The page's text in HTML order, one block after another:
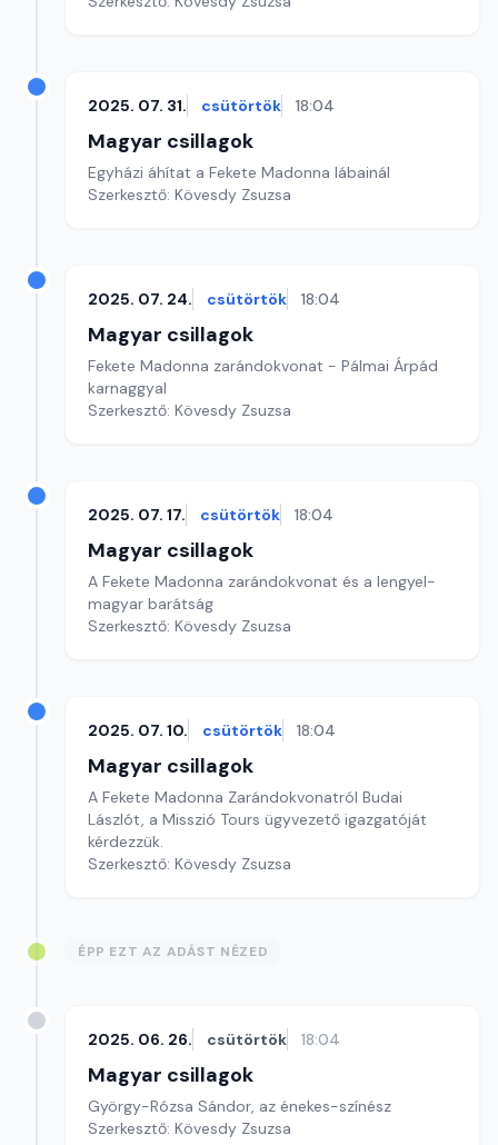
2025. 07. 31. csütörtök 18:04
Magyar csillagok
Egyházi áhítat a Fekete Madonna lábainál
Szerkesztő: Kövesdy Zsuzsa
2025. 07. 24. csütörtök 18:04
Magyar csillagok
Fekete Madonna zarándokvonat - Pálmai Árpád
karnaggyal
Szerkesztő: Kövesdy Zsuzsa
2025. 07. 17. csütörtök 18:04
Magyar csillagok
A Fekete Madonna zarándokvonat és a lengyel-
magyar barátság
Szerkesztő: Kövesdy Zsuzsa
2025. 07. 10. csütörtök 18:04
Magyar csillagok
A Fekete Madonna Zarándokvonatról Budai
Lászlót, a Misszió Tours ügyvezető igazgatóját
kérdezzük.
Szerkesztő: Kövesdy Zsuzsa
ÉPP EZT AZ ADÁST NÉZED
2025. 06. 26. csütörtök 18:04
Magyar csillagok
György-Rózsa Sándor, az énekes-színész
Szerkesztő: Kövesdy Zsuzsa